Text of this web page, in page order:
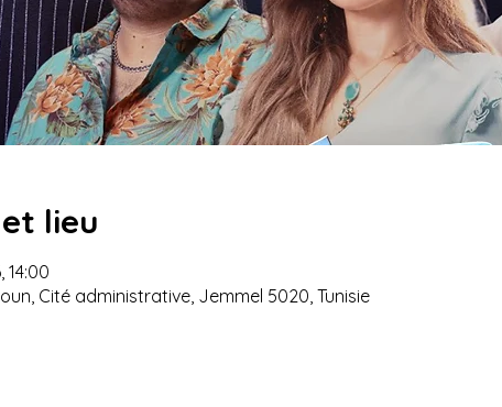
lieu
14:00
Cité administrative, Jemmel 5020, Tunisie